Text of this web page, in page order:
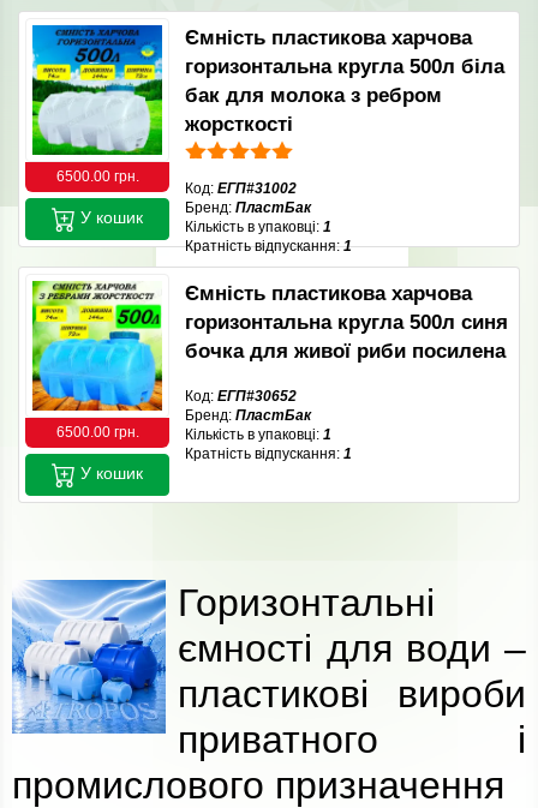
6500.00 грн.
Ємність пластикова харчова
горизонтальна кругла 500л біла
бак для молока з ребром
жорсткості
Код: ЕГП#31002
Бренд: ПластБак
Кількість в упаковці: 1
Кратність відпускання:1
У кошик
6500.00 грн.
Ємність пластикова харчова
горизонтальна кругла 500л синя
бочка для живої риби посилена
Код: ЕГП#30652
Бренд: ПластБак
Кількість в упаковці: 1
Кратність відпускання: 1
У кошик
Горизонтальні
ємності для води –
пластикові вироби
приватного і
промислового призначення